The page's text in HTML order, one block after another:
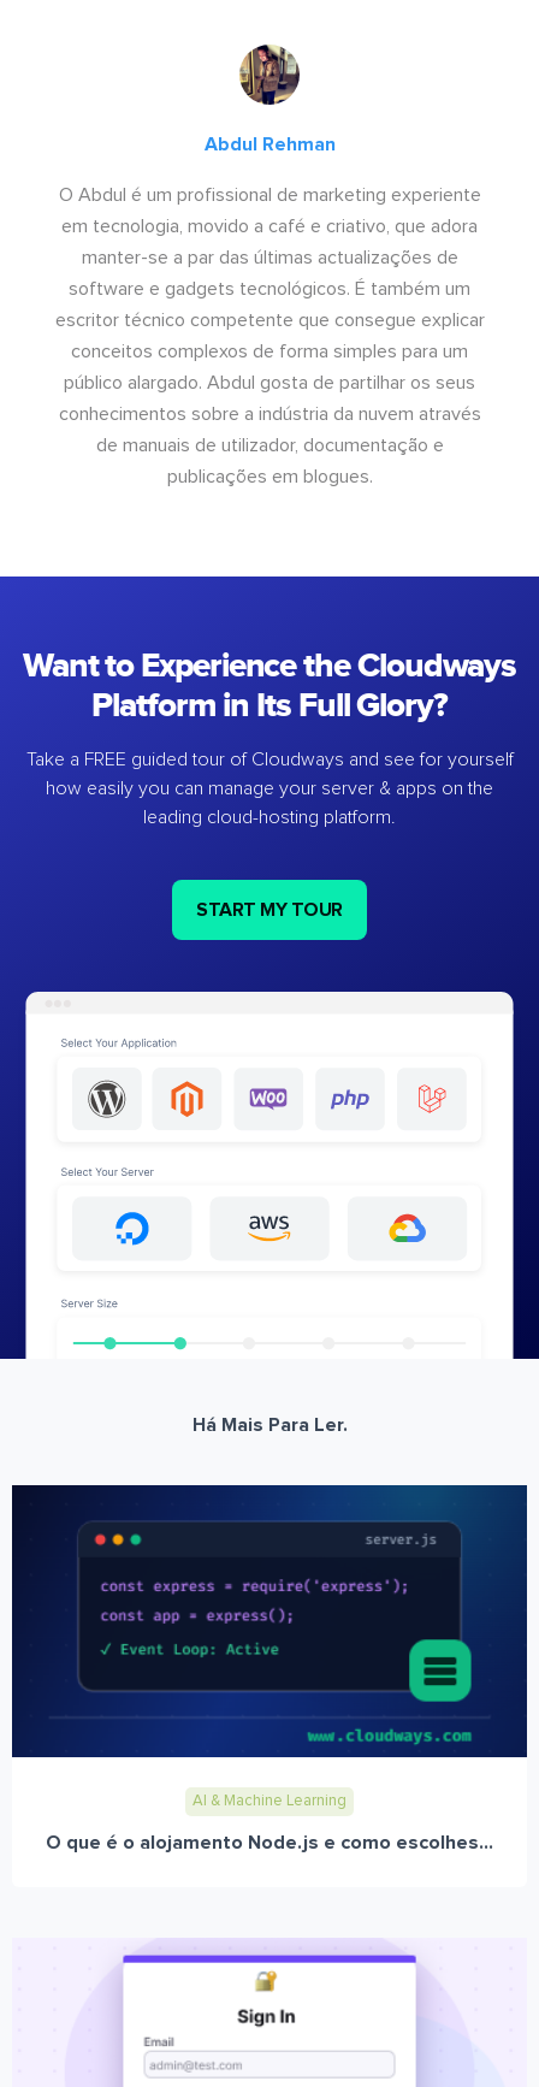
Abdul Rehman
O Abdul é um profissional de marketing experiente
em tecnologia, movido a café e criativo, que adora
manter-se a par das últimas actualizações de
software e gadgets tecnológicos. É também um
escritor técnico competente que consegue explicar
conceitos complexos de forma simples para um
público alargado. Abdul gosta de partilhar os seus
conhecimentos sobre a indústria da nuvem através
de manuais de utilizador, documentação e
publicações em blogues.
Want to Experience the Cloudways
Platform in Its Full Glory?
Take a FREE guided tour of Cloudways and see for yourself
how easily you can manage your server & apps on the
leading cloud-hosting platform.
START MY TOUR
Há Mais Para Ler.
AI & Machine Learning
O que é o alojamento Node.js e como escolhes...